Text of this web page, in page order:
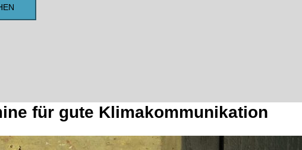
für gute Klimakommunikation